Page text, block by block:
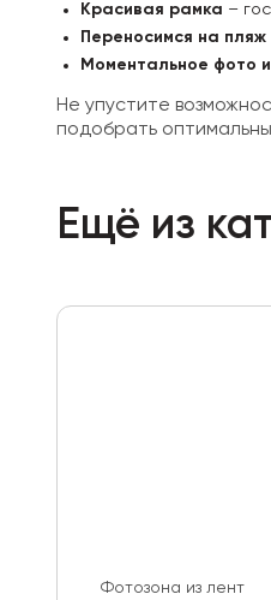
Красивая рамка –
Переносимся на пляж
Моментальное фото
Не упустите
подобрать
Ещё из
Фотозона из лент